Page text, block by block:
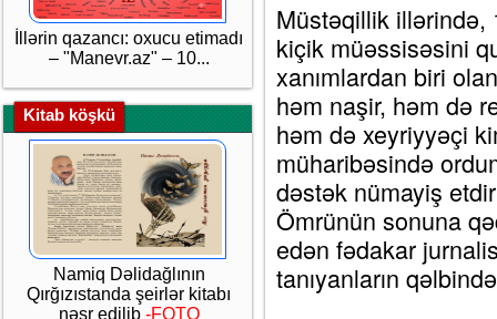
İllərin qazancı: oxucu etimadı
– "Manevr.az" – 10...
Kitab köşkü
Namiq Dəlidağlının
Qırğızıstanda şeirlər kitabı
nəşr edilib -FOTO
Müstəqillik illərində,
kiçik müəssisəsini
xanımlardan biri
həm naşir, həm də
həm də xeyriyyəçi
müharibəsində
dəstək nümayiş
Ömrünün sonuna
edən fədakar
tanıyanların